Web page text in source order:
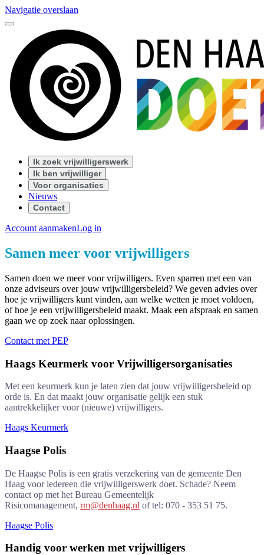
Navigatie overslaan
Ik zoek vrijwilligerswerk
Ik ben vrijwilliger
Voor organisaties
Nieuws
Contact
Account aanmakenLog in
Samen meer voor vrijwilligers
Samen doen we meer voor vrijwilligers. Even sparren met een van
onze adviseurs over jouw vrijwilligersbeleid? We geven advies over
hoe je vrijwilligers kunt vinden, aan welke wetten je moet voldoen,
of hoe je een vrijwilligersbeleid maakt. Maak een afspraak en samen
gaan we op zoek naar oplossingen.
Contact met PEP
Haags Keurmerk voor Vrijwilligersorganisaties
Met een keurmerk kun je laten zien dat jouw vrijwilligersbeleid op
orde is. En dat maakt jouw organisatie gelijk een stuk
aantrekkelijker voor (nieuwe) vrijwilligers.
Haags Keurmerk
Haagse Polis
De Haagse Polis is een gratis verzekering van de gemeente Den
Haag voor iedereen die vrijwilligerswerk doet. Schade? Neem
contact op met het Bureau Gemeentelijk
Risicomanagement, rm@denhaag.nl of tel: 070 - 353 51 75.
Haagse Polis
Handig voor werken met vrijwilligers